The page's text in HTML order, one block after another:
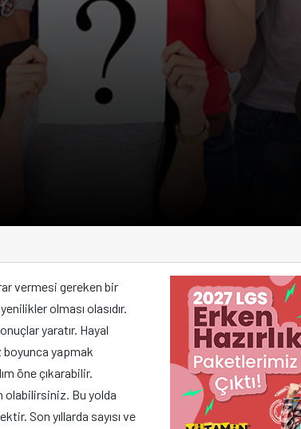
vermesi gereken bir
olması olasıdır.
yaratır. Hayal
boyunca yapmak
öne çıkarabilir.
olabilirsiniz. Bu yolda
Son yıllarda sayısı ve